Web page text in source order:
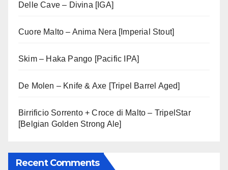
Delle Cave – Divina [IGA]
Cuore Malto – Anima Nera [Imperial Stout]
Skim – Haka Pango [Pacific IPA]
De Molen – Knife & Axe [Tripel Barrel Aged]
Birrificio Sorrento + Croce di Malto – TripelStar
[Belgian Golden Strong Ale]
Recent Comments